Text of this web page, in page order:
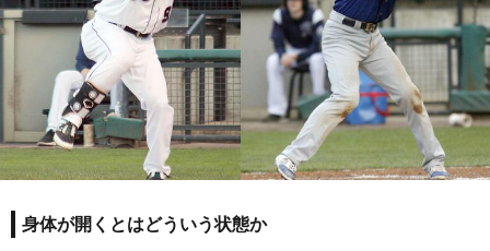
身体が開くとはどういう状態か